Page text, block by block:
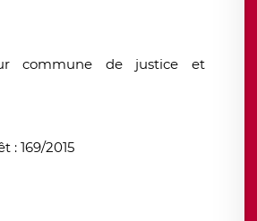
commune de justice et
: 169/2015